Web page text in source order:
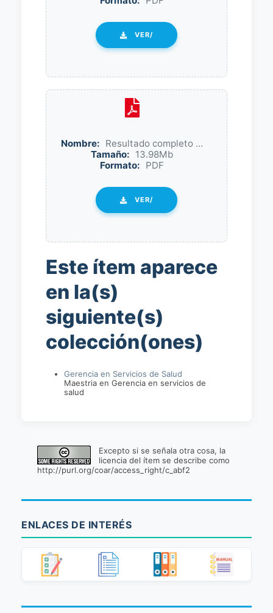
VER/
Nombre: Resultado completo ...
Tamaño: 13.98Mb
Formato: PDF
VER/
Este ítem aparece
en la(s)
siguiente(s)
colección(ones)
Gerencia en Servicios de Salud
Maestria en Gerencia en servicios de
salud
Excepto si se señala otra cosa, la
licencia del ítem se describe como
http://purl.org/coar/access_right/c_abf2
ENLACES DE INTERÉS